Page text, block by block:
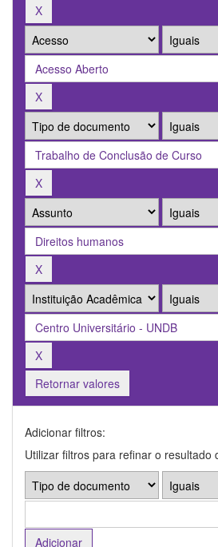
Retornar valores
Adicionar filtros:
Utilizar filtros para refinar o resultado